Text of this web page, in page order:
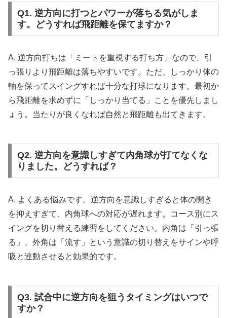
Q1. 逆方向に打つとパワーが落ちる気がしま
す。どうすれば飛距離を保てますか？
A. 逆方向打ちは「ミートを重視する打ち方」なので、引
っ張りより飛距離は落ちやすいです。ただ、しっかり体の
軸を保ってスイングすれば十分な打球になります。最初か
ら飛距離を求めずに「しっかり当てる」ことを優先しまし
ょう。当たりが良くなれば自然と飛距離も出てきます。
Q2. 逆方向を意識しすぎて内角球が打てなくな
りました。どうすれば？
A. よくある悩みです。逆方向を意識しすぎると体の開き
を抑えすぎて、内角球への対応が遅れます。コース別にス
イングを切り替える練習をしてください。内角は「引っ張
る」、外角は「流す」という意識の切り替えをサインや呼
吸と連動させると効果的です。
Q3. 試合中に逆方向を狙うタイミングはいつで
すか？